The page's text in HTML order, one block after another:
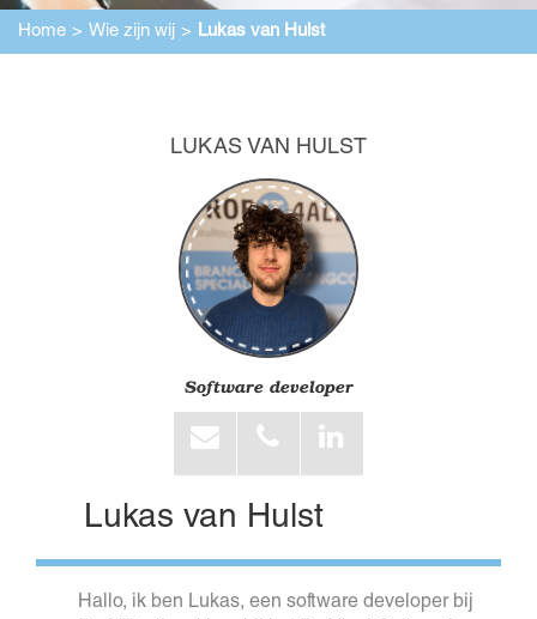
Home Wie zijn wij Lukas van Hulst
LUKAS VAN HULST
Software developer
Lukas van Hulst
Hallo, ik ben Lukas, een software developer bij